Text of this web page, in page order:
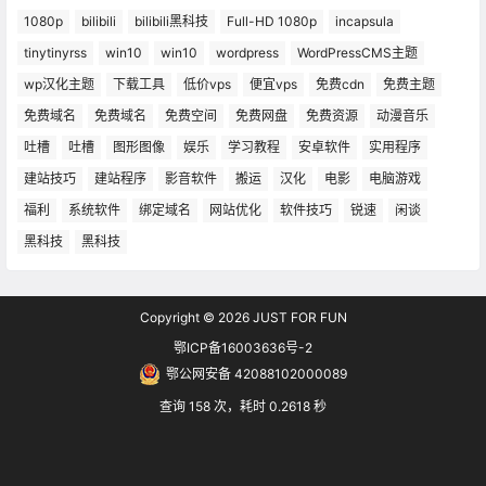
1080p bilibili bilibili黑科技 Full-HD 1080p
incapsula
tinytinyrss
win10 win10 wordpress
WordPressCMS主题
wp汉化主题
下载工具 低价vps 便宜vps 免费cdn
免费主题
免费域名
免费域名 免费空间 免费网盘 免费资源
动漫音乐
吐槽
吐槽 图形图像 娱乐 学习教程 安卓软件
实用程序
建站技巧
建站程序 影音软件 搬运 汉化 电影
电脑游戏
福利
系统软件 绑定域名 网站优化 软件技巧 锐速
闲谈
黑科技
黑科技
Copyright © 2026JUST FOR FUN
鄂ICP备16003636号-2
鄂公网安备 42088102000089
查询 158 次，耗时 0.2618 秒